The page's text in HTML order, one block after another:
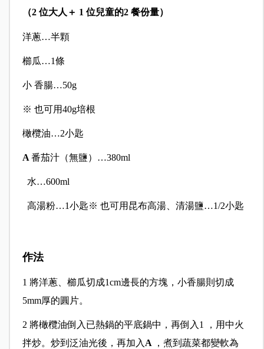
（2 位大人＋ 1 位兒童的2 餐份量）
洋蔥…半顆
櫛瓜…1條
小 香腸…50g
※ 也可用40g培根
橄欖油…2小匙
A 番茄汁（無鹽）…380ml
水…600ml
高湯粉…1小匙※ 也可用昆布高湯、清湯鹽…1/2小匙
作法
1 將洋蔥、櫛瓜切成1cm邊長的方塊，小香腸則切成
5mm厚的圓片。
2 將橄欖油倒入已熱鍋的平底鍋中，再倒入 1
，用中火
拌炒。炒到泛油光後，再加入 A
，煮到蔬菜都變軟為